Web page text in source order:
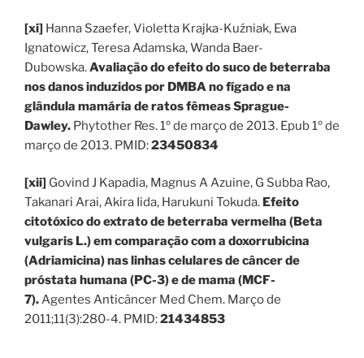
[xi] Hanna Szaefer, Violetta Krajka-Kuźniak, Ewa
Ignatowicz, Teresa Adamska, Wanda Baer-
Dubowska.Avaliação do efeito do suco de beterraba
nos danos induzidos por DMBA no fígado e na
glândula mamária de ratos fêmeas Sprague-
Dawley. Phytother Res. 1º de março de 2013. Epub 1º de
março de 2013. PMID:23450834
[xii] Govind J Kapadia, Magnus A Azuine, G Subba Rao,
Takanari Arai, Akira Iida, Harukuni Tokuda. Efeito
citotóxico do extrato de beterraba vermelha (Beta
vulgaris L.) em comparação com a doxorrubicina
(Adriamicina) nas linhas celulares de câncer de
próstata humana (PC-3) e de mama (MCF-
7).Agentes Anticâncer Med Chem. Março de
2011;11(3):280-4. PMID:21434853